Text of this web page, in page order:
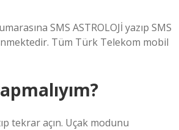
SMS ASTROLOJİ yazıp SMS
Tüm Türk Telekom mobil
tekrar açın. Uçak modunu